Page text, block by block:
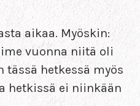
aikaa. Myöskin:
vuonna niitä oli
hetkessä myös
hetkissä ei niinkään